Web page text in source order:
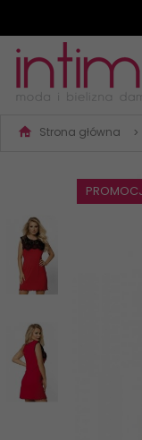
Strona główna